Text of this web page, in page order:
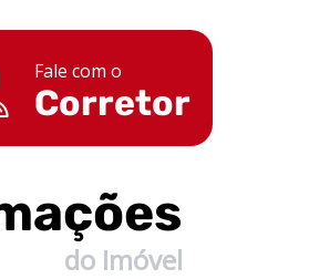
Fale com o
Corretor
do Imóvel